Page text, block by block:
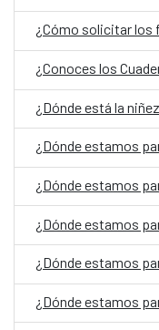
¿Cómo solicitar los
¿Conoces los
¿Dónde está la
¿Dónde estamos
¿Dónde estamos
¿Dónde estamos
¿Dónde estamos
¿Dónde estamos